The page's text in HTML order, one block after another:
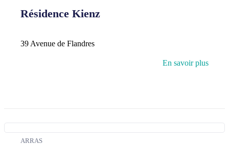
Résidence Kienz
39 Avenue de Flandres
En savoir plus
ARRAS